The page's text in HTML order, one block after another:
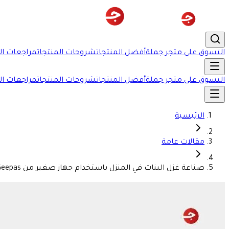
التسوق على متجر جملةأفضل المنتجاتشروحات المنتجاتمراجعات
التسوق على متجر جملةأفضل المنتجاتشروحات المنتجاتمراجعات
الرئيسية
مقالات عامة
صناعة غزل البنات في المنزل باستخدام جهاز صغير من Geepas